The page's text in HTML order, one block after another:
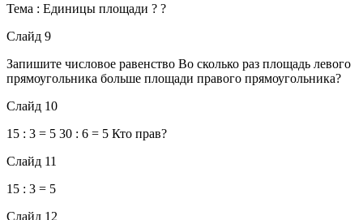
Тема : Единицы площади ? ?
Слайд 9
Запишите числовое равенство Во сколько раз площадь левого
прямоугольника больше площади правого прямоугольника?
Слайд 10
15 : 3 = 5 30 : 6 = 5 Кто прав?
Слайд 11
15 : 3 = 5
Слайд 12